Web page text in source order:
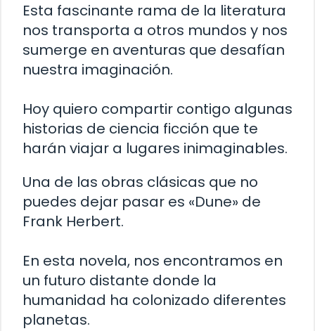
Esta fascinante rama de la literatura
nos transporta a otros mundos y nos
sumerge en aventuras que desafían
nuestra imaginación.
Hoy quiero compartir contigo algunas
historias de ciencia ficción que te
harán viajar a lugares inimaginables.
Una de las obras clásicas que no
puedes dejar pasar es «Dune» de
Frank Herbert.
En esta novela, nos encontramos en
un futuro distante donde la
humanidad ha colonizado diferentes
planetas.